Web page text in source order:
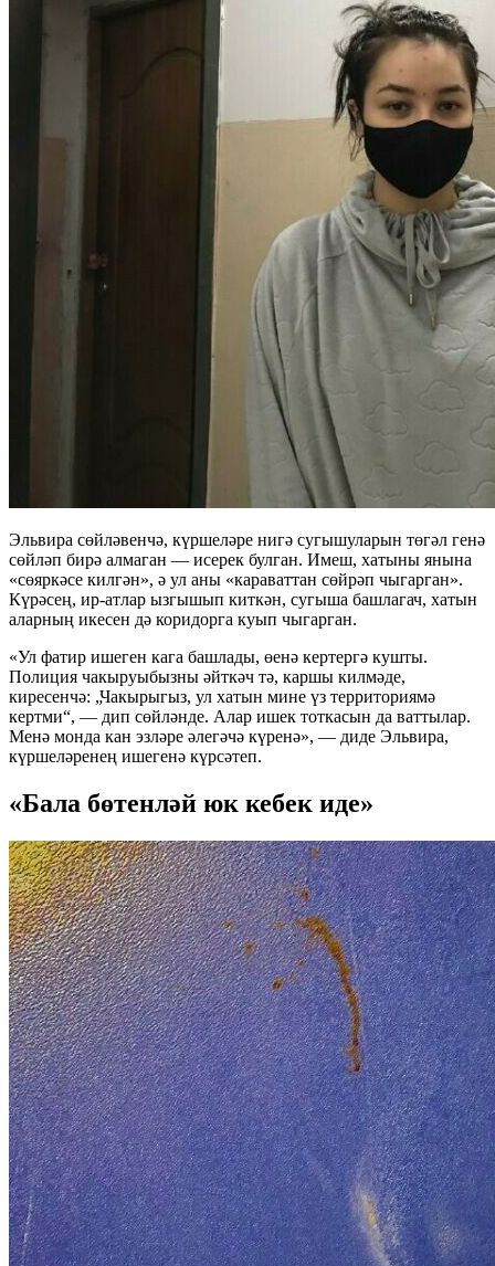
Эльвира сөйләвенчә, күршеләре нигә сугышуларын төгәл генә
сөйләп бирә алмаган — исерек булган. Имеш, хатыны янына
«сөяркәсе килгән», ә ул аны «караваттан сөйрәп чыгарган».
Күрәсең, ир-атлар ызгышып киткән, сугыша башлагач, хатын
аларның икесен дә коридорга куып чыгарган.
«Ул фатир ишеген кага башлады, өенә кертергә кушты.
Полиция чакыруыбызны әйткәч тә, каршы килмәде,
киресенчә: „Чакырыгыз, ул хатын мине үз территориямә
кертми“, — дип сөйләнде. Алар ишек тоткасын да ваттылар.
Менә монда кан эзләре әлегәчә күренә», — диде Эльвира,
күршеләренең ишегенә күрсәтеп.
«Бала бөтенләй юк кебек иде»